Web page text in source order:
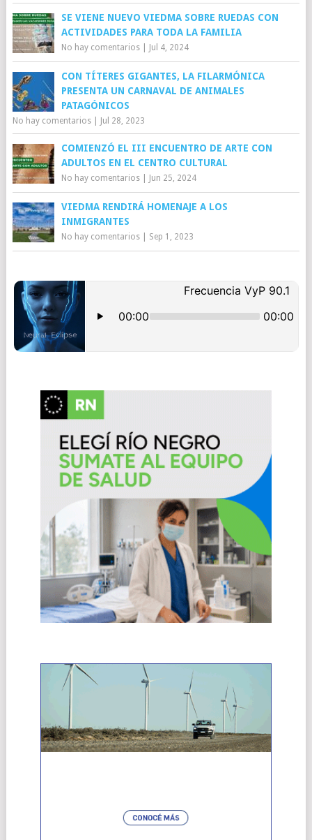
SE VIENE NUEVO VIEDMA SOBRE RUEDAS CON
ACTIVIDADES PARA TODA LA FAMILIA
No hay comentarios| Jul 4, 2024
CON TÍTERES GIGANTES, LA FILARMÓNICA
PRESENTA UN CARNAVAL DE ANIMALES
PATAGÓNICOS
No hay comentarios| Jul 28, 2023
COMIENZÓ EL III ENCUENTRO DE ARTE CON
ADULTOS EN EL CENTRO CULTURAL
No hay comentarios| Jun 25, 2024
VIEDMA RENDIRÁ HOMENAJE A LOS
INMIGRANTES
No hay comentarios| Sep 1, 2023